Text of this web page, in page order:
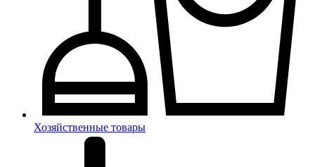
Хозяйственные товары